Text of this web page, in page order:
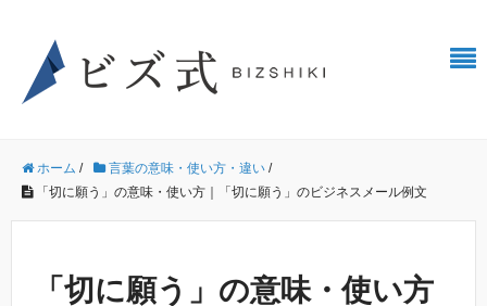
ホーム / 言葉の意味・使い方・違い /
「切に願う」の意味・使い方｜「切に願う」のビジネスメール例文
「切に願う」の意味・使い方